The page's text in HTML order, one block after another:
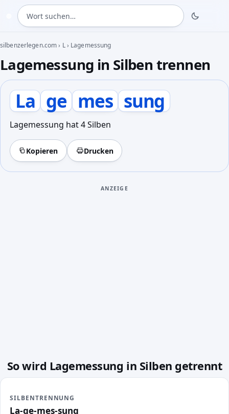
Wort suchen
silbenzerlegen.com› L› Lagemessung
Lagemessung in Silben trennen
La ge mes sung
Lagemessung hat 4 Silben
Kopieren Drucken
ANZEIGE
So wird Lagemessung in Silben getrennt
SILBENTRENNUNG
La-ge-mes-sung